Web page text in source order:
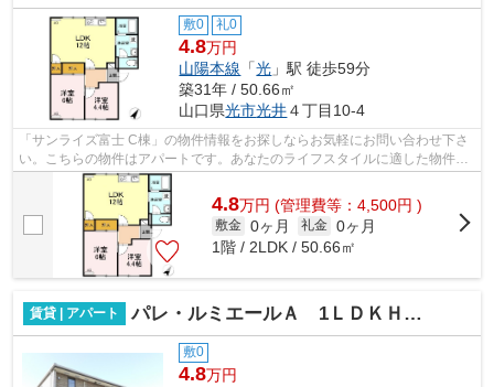
敷0 礼0
4.8万円
山陽本線 「光 」駅 徒歩59分
築31年 / 50.66㎡
山口県光市光井４丁目10-4
「サンライズ富士 C棟」の物件情報をお探しならお気軽にお問い合わせ下さ
い。こちらの物件はアパートです。あなたのライフスタイルに適した物件を
お探しなら、当社にお任せ下さい。多...
4.8万円 (管理費等：4,500円 )
敷金 0ヶ月 礼金 0ヶ月
1階 / 2LDK / 50.66㎡
賃貸 | アパート パレ・ルミエールＡ 1ＬＤＫＨＳＴ
敷0
4.8万円